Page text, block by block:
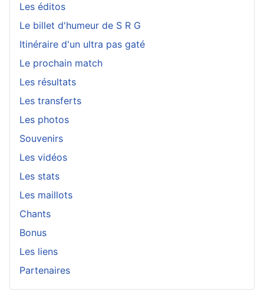
Les éditos
Le billet d'humeur de S R G
Itinéraire d'un ultra pas gaté
Le prochain match
Les résultats
Les transferts
Les photos
Souvenirs
Les vidéos
Les stats
Les maillots
Chants
Bonus
Les liens
Partenaires